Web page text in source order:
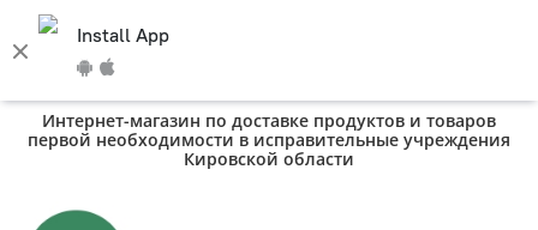
Install App
Интернет-магазин по доставке продуктов и товаров
первой необходимости в исправительные учреждения
Кировской области